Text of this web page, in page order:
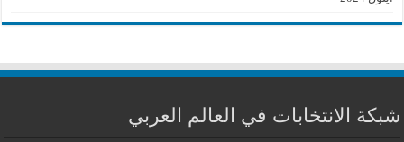
شبكة الانتخابات في العالم العربي